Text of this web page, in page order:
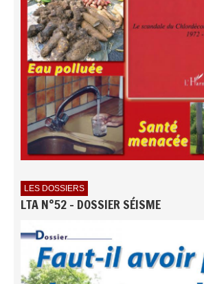
LES DOSSIERS
LTA N°52 - DOSSIER SÉISME